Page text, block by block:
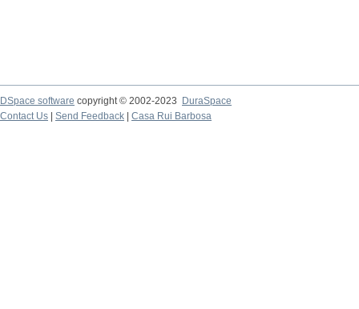
DSpace software copyright © 2002-2023
DuraSpace
Contact Us
Send Feedback Casa Rui Barbosa